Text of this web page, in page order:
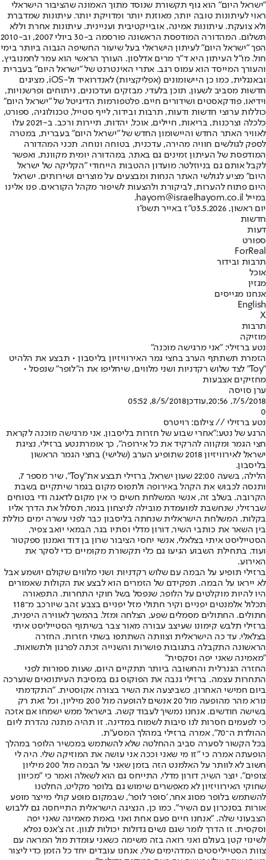
"ישראל היום" הוא גוף תקשורת שנוסד מתוך האמונה שהציבור הישראלי
ראוי לעיתונות טובה יותר, מאוזנת יותר ומדויקת יותר. עיתונות שמדברת
ולא צועקת. עיתונות אמינה, אובייקטיבית ועניינית. עיתונות אחרת וללא
תשלום. המהדורה המודפסת הראשונה פורסמה ב-30 ביולי 2007, וב-2010
הפך "ישראל היום" לעיתון הישראלי בעל שיעור החשיפה הגבוה ביותר בימי
חול. מו"ל העיתון היא ד"ר מרים אדלסון. העורך הראשי הוא עמר לחמנוביץ,
והעורך המייסד הוא עמוס רגב. אתרי האינטרנט של "ישראל היום" בעברית
ובאנגלית, כמו כן היישומונים (אפליקציות) לאנדרואיד ול-iOS, מציגים
חדשות מסביב לשעון, תוכן בלעדי, מבזקים ועדכונים, ניתוחים ופרשנויות,
וידיאו, פודקאסטים ושידורים חיים. פלטפורמות הדיגיטל של "ישראל היום"
כוללות ערוצי חדשות ודעות, תרבות ובידור, לייף סטייל, טכנולוגיה, ספורט,
כלכלה וצרכנות, בריאות, חיילים, אוכל, יהדות, תיירות ורכב. ב-2021 עלו
לאוויר האתר החדש והיישומון החדש של "ישראל היום" בעברית, במטרה
לספק לגולשים חוויה מהירה, עדכנית, בטוחה ונוחה. תכני המהדורה
המודפסת של העיתון זמינים גם באתר, במהדורה יומית מקוונת, ואפשר
לקבל אותם גם בניוזלטר. מועדון ההטבות הייחודי "הקליקה של ישראל
היום" מציע לגולשי האתר הנחות ומבצעים על מוצרים ושירותים. ישראל
היום פתוח להערות, לביקורת ולהצעות לשיפור מקהל הקוראים. פנו אלינו
במייל hayom@israelhayom.co.il.
יום ראשון, 3.5.2026
ט"ז באייר תשפ"ו
חדשות
דעות
ספורט
ForReal
תרבות ובידור
אוכל
מגזין
אנחנו מגייסים
English
X
תרבות
מוזיקה
נטע ברזילי: "אני מרגישה מוכנה"
הזמרת תשתתף הערב בחצי גמר האירוויזיון בליסבון • תבצע את הלהיט
"Toy" לצד שלוש רקדניות ושני מלווים, שיחליפו את ה"לופר" שנפסל •
מחזיקים אצבעות
ערן סויסה
7/5/2018, 20:56
,עודכן8/5/2018, 05:52
0
נטע ברזילי // צילום: רויטרס
הרגע של נטע:"אחרי שבוע של חזרות בליסבון, אני מרגישה מוכנה לקראת
חצי הגמר ומקווה להרקיד את כל אירופה", כך אומרתנטע ברזילי, נציגת
ישראל לאירוויזיון 2018 שתופיע הערב (שלישי) בחצי הגמר הראשון
בליסבון.
הלילה, בשעה 22:00 שעון ישראל, ברזילי תבצע את
"Toy"
, שיר מספר 7,
ותנסה לכבוש את הקהל באירופה ולתפוס מקום בגמר שיתקיים בשבת
הקרובה. בשלב זה, אנשי המשלחת חשים כי אין מקום לדאגה ודי בטוחים
שברזילי, שנחשבת למועמדת מובילה לניצחון בגמר, תסלול את הדרך אליו
בקלות. המשלחת הישראלית שנחתה בליסבון כבר לפני עשרה ימים כוללת
בין השאר את כותבי השיר, דורון מדלי וסתיו בגר, הבמאי יואב צפיר,
הסטייליסט איתי בצלאלי, אנשי יחסי הציבור שרון בן דוד ואמנון ספקטור
ועוד. בתחילת השבוע הגיעו גם כלי תקשורת מקומיים כדי לסקר את
האירוע.
ברזילי תופיע על הבמה עם שלוש רקדניות ושני מלווים שקולם יושמע אבל
לא ייראו על הבמה. תפקידם של הזמרים הוא לבצע את הקולות שאמורים
היו להיות מוקלטים על הלופר, שנפסל בשל חוקי התחרות. התפאורה
תכלול אלמנטים יפניים וקיר חתולי מזל יפניים בצבע זהב שיורכב מ־118
חתולים. החתולים מסמלים שפע, הצלחה ומזל. בהמשך לאווירה היפנית,
ברזילי תלבש קימונו שעיצב עבורה מאור צבר בשיתוף הסטייליסט איתי
בצלאלי. עד כה הישראלית וצוותה השתתפו בשתי חזרות. החזרה
הראשונה התקבלה בתגובות פושרות והשנייה זכתה לפרגון ולתשואות.
"מאמינה שאני יפה וסקסית"
החזרה הגנרלית והחשובה ביותר תתקיים היום, שעות ספורות לפני
התחרות עצמה. ברזילי גנבה את הפוקוס גם במסיבת העיתונאים שנערכה
ביום חמישי האחרון, כשביצעה את השיר בצורה אקוסטית. "התקדמתי
נורא מהר מהופעה מול 20 אנשים להופעה מול 200 מיליון, וכל זאת רק
בשישה חודשים. אנחנו נמשיך לעבוד קשה. בישראל ממש ישמחו אם אזכה
כי לפעמים חסרות לנו סיבות לשמוח במדינה. זו תהיה מתנה נהדרת ליום
ההולדת ה־70", אמרה ברזילי במהלך המסע"ת.
בכל הקשור לסערה סביב ההחלטה שלא להשתמש במכשיר הלופר במהלך
הופעתה אמרה כי "זו מי שאני וככה אני עושה את המוזיקה שלי. היה לי
חשוב לא לוותר על האלמנט הזה בזמן שאני על הבמה מול 200 מיליון
צופים". יוצר השיר, דורון מדלי, התייחס גם הוא לשאלה ואמר כי "מכיוון
שחוקי האירוויזיון לא מאפשרים שימוש גם בלופר מקליט, החלטנו
להשתמש בלופר מסוג אחר, 'סופר לופר', שבמקום מופע קולי מייצר מופע
אורות בסנכרון עם השיר". כמו כן, הנציגה הישראלית התייחסה גם ללבוש
הצבעוני שלה. "אנחנו חיים פעם אחת ואני באמת מאמינה שאני יפה
וסקסית. זו הדרך לומר שגם נשים גדולות יכולות לגוון. זה צ'אנס נפלא
לשינוי קטן בעולם ואני רואה בזה משימה כשאני עומדת מול המראה עם
צוות הסטייליסטים המדהימים שלי, אנחנו עובדים יחד כל הזמן כדי ליצור